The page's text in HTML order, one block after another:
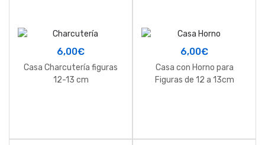
6,00€
Casa Charcutería figuras
12-13 cm
6,00€
Casa con Horno para
Figuras de 12 a 13cm